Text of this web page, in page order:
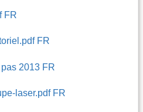
FR
FR
2013 FR
laser.pdf FR